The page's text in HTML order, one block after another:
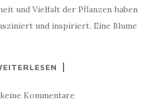
und Vielfalt der Pflanzen haben
und inspiriert. Eine Blume
Kommentare